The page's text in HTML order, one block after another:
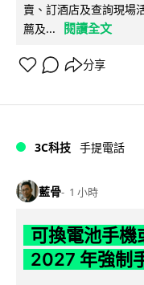
賣、訂酒店及查詢現場
薦及...
閱讀全文
分享
3C科技 手提電話
藍骨 1 小時
可換電池手
2027 年強制